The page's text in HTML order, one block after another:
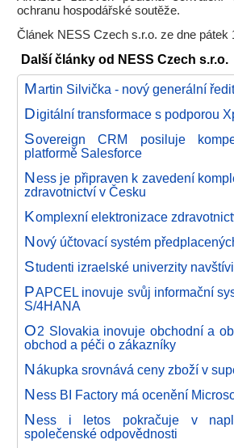
ochranu hospodářské soutěže.
Článek NESS Czech s.r.o. ze dne pátek
Další články od NESS Czech s.r.o.
Martin Silvička - nový generální
Digitální transformace s podporou
Sovereign CRM posiluje
platformě Salesforce
Ness je připraven k zavedení
zdravotnictví v Česku
Komplexní elektronizace
Nový účtovací systém
Studenti izraelské univerzity
PAPCEL inovuje svůj informační
S/4HANA
O2 Slovakia inovuje obchodní a
obchod a péči o zákazníky
Nákupka srovnává ceny zboží v
Ness BI Factory má ocenění
Ness i letos pokračuje v
společenské odpovědnosti